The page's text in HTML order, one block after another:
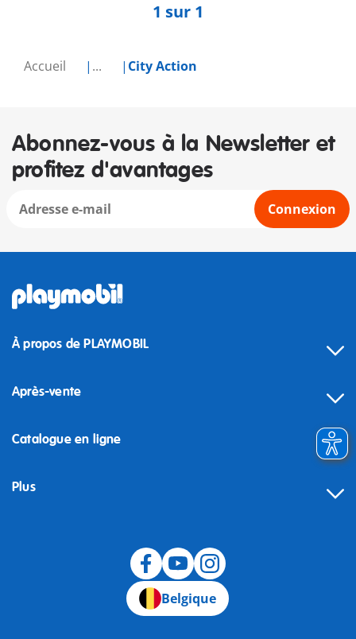
Accueil ... City Action
1 sur 1
Abonnez-vous à la Newsletter et
profitez d'avantages
Connexion
À propos de PLAYMOBIL
Après-vente
Catalogue en ligne
Plus
Belgique